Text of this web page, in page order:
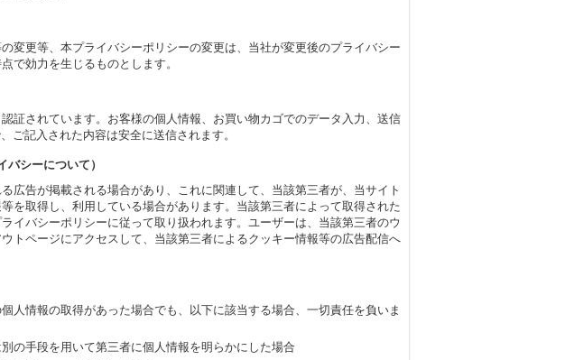
変更等、本プライバシーポリシーの変更は、当社が変更後のプライバシー
で効力を生じるものとします。
証されています。お客様の個人情報、お買い物カゴでのデータ入力、送信
ご記入された内容は安全に送信されます。
シーについて）
広告が掲載される場合があり、これに関連して、当該第三者が、当サイト
を取得し、利用している場合があります。当該第三者によって取得された
イバシーポリシーに従って取り扱われます。ユーザーは、当該第三者のウ
トページにアクセスして、当該第三者によるクッキー情報等の広告配信へ
人情報の取得があった場合でも、以下に該当する場合、一切責任を負いま
の手段を用いて第三者に個人情報を明らかにした場合